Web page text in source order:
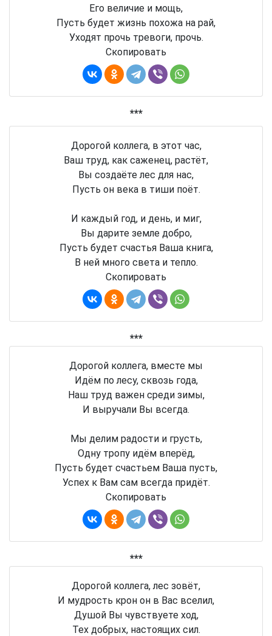
Его величие и мощь,
Пусть будет жизнь похожа на рай,
Уходят прочь тревоги, прочь.
Скопировать
***
Дорогой коллега, в этот час,
Ваш труд, как саженец, растёт,
Вы создаёте лес для нас,
Пусть он века в тиши поёт.
И каждый год, и день, и миг,
Вы дарите земле добро,
Пусть будет счастья Ваша книга,
В ней много света и тепло.
Скопировать
***
Дорогой коллега, вместе мы
Идём по лесу, сквозь года,
Наш труд важен среди зимы,
И выручали Вы всегда.
Мы делим радости и грусть,
Одну тропу идём вперёд,
Пусть будет счастьем Ваша пусть,
Успех к Вам сам всегда придёт.
Скопировать
***
Дорогой коллега, лес зовёт,
И мудрость крон он в Вас вселил,
Душой Вы чувствуете ход,
Тех добрых, настоящих сил.